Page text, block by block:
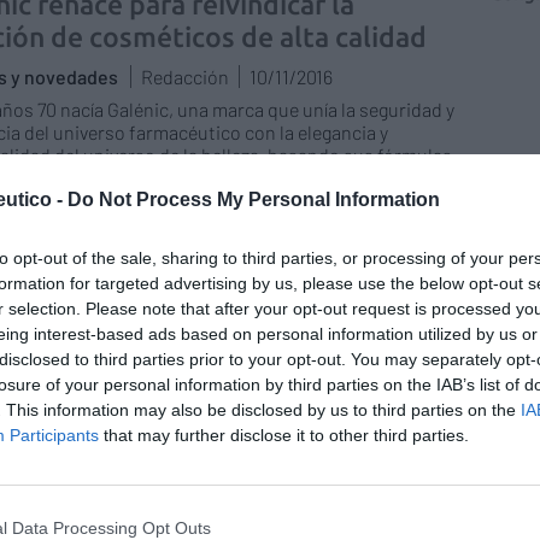
- Do Not Process My Personal Information
opt-out of the sale, sharing to third parties, or processing of your
for targeted advertising by us, please use the below opt-out
selection. Please note that after your opt-out request is processed
interest-based ads based on personal information utilized by us
to third parties prior to your opt-out. You may separately
of your personal information by third parties on the IAB’s list of
This information may also be disclosed by us to third parties on the
Participants that may further disclose it to other third parties.
Data Processing Opt Outs
de cosméticos de alta calidad
y novedades Redacción
10/11/2016
70 nacía Galénic, una marca que unía la seguridad y
del universo farmacéutico con la elegancia y
del universo de la belleza, basando sus fórmulas
50 años de suavidad para los
y novedades Redacción
13/09/2016
aniversario, los Laboratorios Klorane aumentan su
aciano y celebran su aniversario con un nuevo
para el cuidado de los ojos sensibles, la BB Cream
y una edición limitada de su producto icónico,
Floral Desmaquillante de Ojos.